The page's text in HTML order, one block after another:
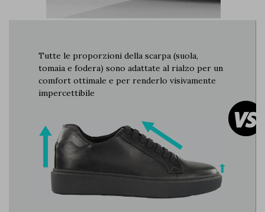
Tutte le proporzioni della scarpa (suola,
tomaia e fodera) sono adattate al rialzo per un
comfort ottimale e per renderlo visivamente
impercettibile